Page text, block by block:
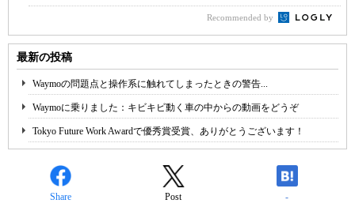
Recommended by
最新の投稿
Waymoの問題点と操作系に触れてしまったときの警告...
Waymoに乗りました：キビキビ動く車の中からの動画をどうぞ
Tokyo Future Work Awardで優秀賞受賞、ありがとうございます！
Share Post -